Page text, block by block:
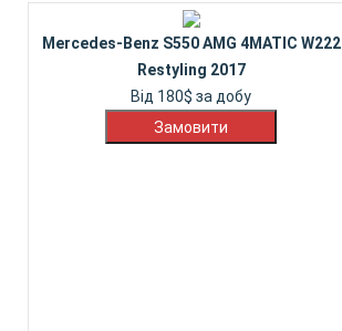
Mercedes-Benz S550 AMG 4MATIC W222
Restyling 2017
Від 180$ за добу